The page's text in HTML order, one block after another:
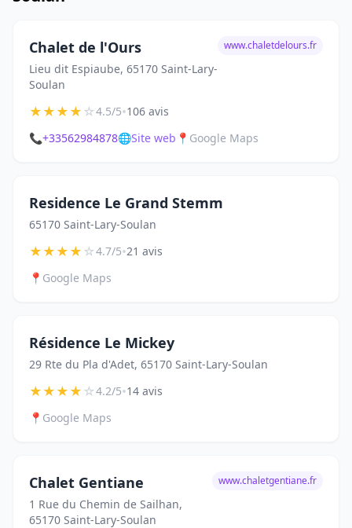
Chalet de l'Ours
Lieu dit Espiaube, 65170 Saint-Lary-
Soulan
www.chaletdelours.fr
★★★★☆4.5/5•106 avis
📞+33562984878🌐Site web 📍 Google Maps
Residence Le Grand Stemm
65170 Saint-Lary-Soulan
★★★★☆4.7/5•21 avis
📍 Google Maps
Résidence Le Mickey
29 Rte du Pla d'Adet, 65170 Saint-Lary-Soulan
★★★★☆4.2/5•14 avis
📍 Google Maps
Chalet Gentiane
1 Rue du Chemin de Sailhan,
65170 Saint-Lary-Soulan
www.chaletgentiane.fr